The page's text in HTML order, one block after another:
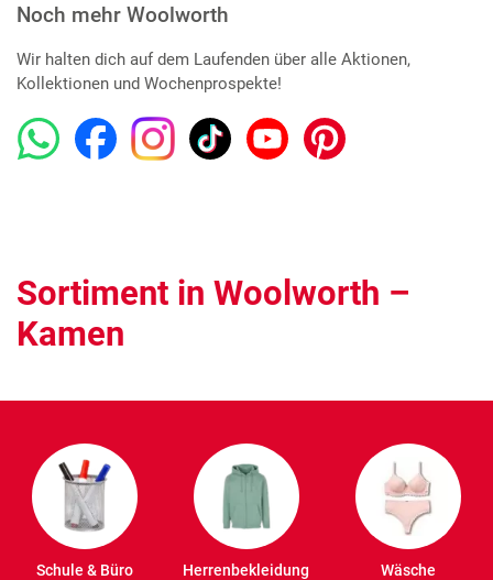
Noch mehr Woolworth
Wir halten dich auf dem Laufenden über alle Aktionen,
Kollektionen und Wochenprospekte!
Sortiment in Woolworth –
Kamen
Schule & Büro Herrenbekleidung Wäsche